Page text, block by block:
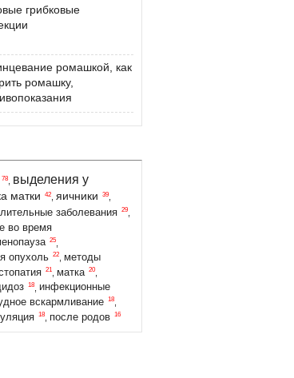
грибковые
ромашкой, как
ромашку,
78
выделения у
матки 42 яичники 39
заболевания 29
во время
25
опухоль 22
методы
21 матка 20,
18
инфекционные
вскармливание 18
18 после родов 16